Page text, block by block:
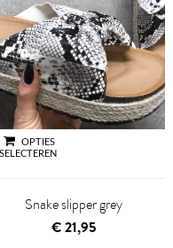
OPTIES
SELECTEREN
Snake slipper grey
€21,95